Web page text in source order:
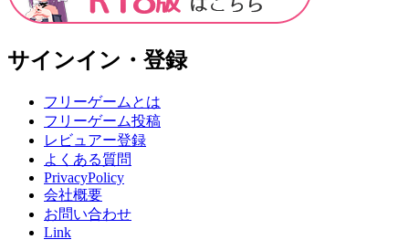
サインイン・登録
フリーゲームとは
フリーゲーム投稿
レビュアー登録
よくある質問
PrivacyPolicy
会社概要
お問い合わせ
Link